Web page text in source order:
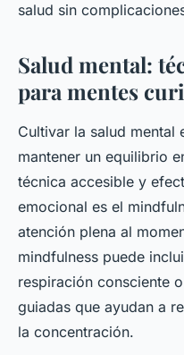
salud sin
Salud mental:
para mentes
Cultivar la salud mental
mantener un equilibrio
técnica accesible y
emocional es el
atención plena al
mindfulness puede
respiración consciente
guiadas que ayudan a
la concentración.